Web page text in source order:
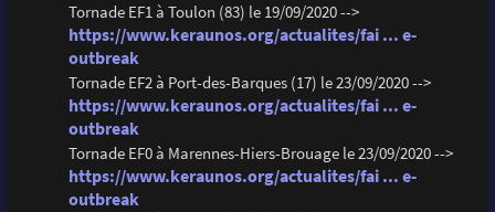
Tornade EF1 à Toulon (83) le 19/09/2020 -->
https://www.keraunos.org/actualites/fai ... e-
outbreak
Tornade EF2 à Port-des-Barques (17) le 23/09/2020 -->
https://www.keraunos.org/actualites/fai ... e-
outbreak
Tornade EF0 à Marennes-Hiers-Brouage le 23/09/2020 -->
https://www.keraunos.org/actualites/fai ... e-
outbreak